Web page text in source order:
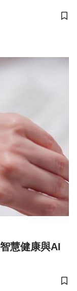
儲
慧健康與AI
儲